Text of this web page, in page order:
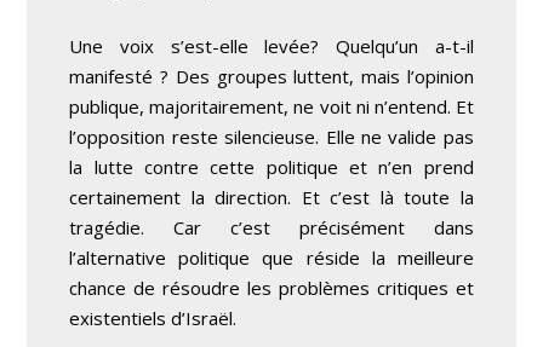
Une voix s’est-elle levée? Quelqu’un a-t-il
manifesté ? Des groupes luttent, mais l’opinion
publique, majoritairement, ne voit ni n’entend. Et
l’opposition reste silencieuse. Elle ne valide pas
la lutte contre cette politique et n’en prend
certainement la direction. Et c’est là toute la
tragédie. Car c’est précisément dans
l’alternative politique que réside la meilleure
chance de résoudre les problèmes critiques et
existentiels d’Israël.